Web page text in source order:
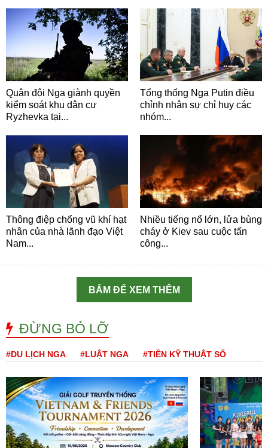
Quân đội Nga giành quyền
kiểm soát khu dân cư
Ryzhevka tại...
Tổng thống Nga Putin điều
chỉnh nhân sự chỉ huy các
nhóm...
Thông điệp chống vũ khí hạt
nhân của nhà lãnh đạo Việt
Nam...
Nhiều tiếng nổ lớn, lửa bùng
cháy ở Kiev sau cuộc tấn
công...
BẤM ĐỂ XEM THÊM
ĐỪNG BỎ LỠ
#DU LỊCH NGA #LUẬT NGA #TIỀN KỸ THUẬT SỐ